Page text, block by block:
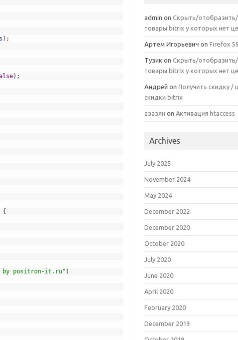
) ;
) ;
{
by positron-it.ru" )
admin onСкрыть/
товары bitrix у которых нет
Артем Игорьевич onFirefox
Тузик onСкрыть/
товары bitrix у которых нет
Андрей onПолучить скидку /
скидки bitrix
азазян onАктивация htaccess
Archives
July 2025
November 2024
May 2024
December 2022
December 2020
October 2020
July 2020
June 2020
April 2020
February 2020
December 2019